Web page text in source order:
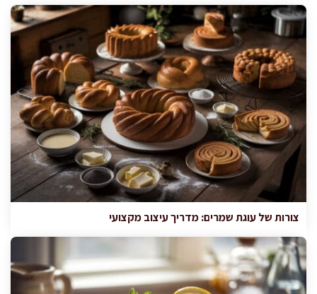
צורות של עוגת שמרים: מדריך עיצוב מקצועי